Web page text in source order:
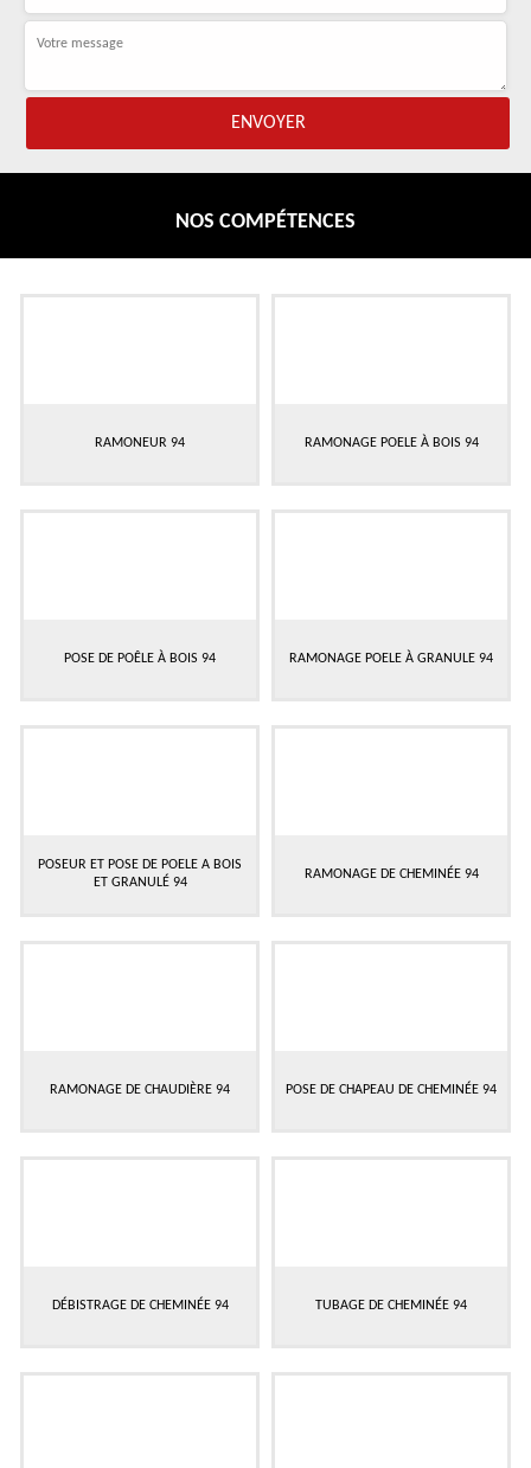
NOS COMPÉTENCES
RAMONEUR 94 RAMONAGE POELE À BOIS 94
POSE DE POÊLE À BOIS 94 RAMONAGE POELE À GRANULE 94
POSEUR ET POSE DE POELE A BOIS
ET GRANULÉ 94
RAMONAGE DE CHEMINÉE 94
RAMONAGE DE CHAUDIÈRE 94 POSE DE CHAPEAU DE CHEMINÉE 94
DÉBISTRAGE DE CHEMINÉE 94 TUBAGE DE CHEMINÉE 94